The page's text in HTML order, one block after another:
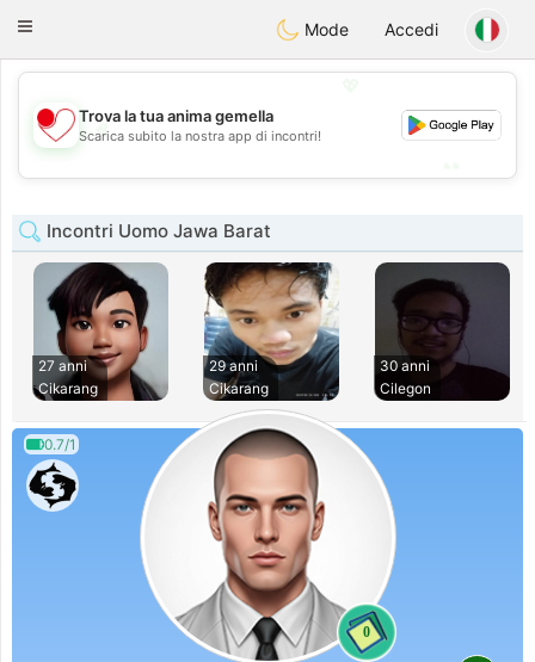
日本Chat
Toggle
Mode Accedi
💖
💕
Trova la tua anima gemella
Scarica subito la nostra app di incontri!
Incontri Uomo Jawa Barat
27 anni
Cikarang
29 anni
Cikarang
30 anni
Cilegon
0.7/1
0